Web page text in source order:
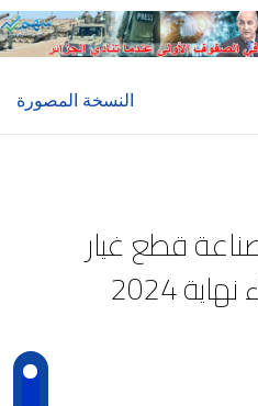
النسخة المصورة
قطع غيار
2024